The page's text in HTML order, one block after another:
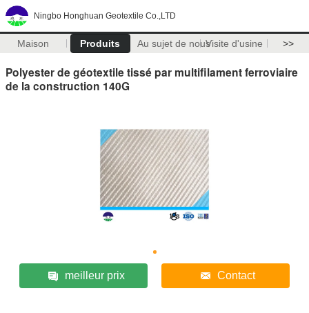
Ningbo Honghuan Geotextile Co.,LTD
Maison Produits Au sujet de nousVisite d'usine >>
Polyester de géotextile tissé par multifilament ferroviaire
de la construction 140G
meilleur prix Contact